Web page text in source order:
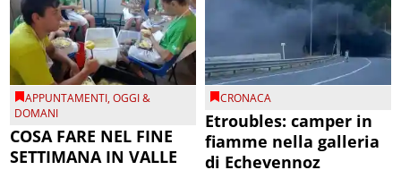
APPUNTAMENTI,OGGI &
DOMANI
COSA FARE NEL FINE
SETTIMANA IN VALLE
CRONACA
Etroubles: camper in
fiamme nella galleria
di Echevennoz